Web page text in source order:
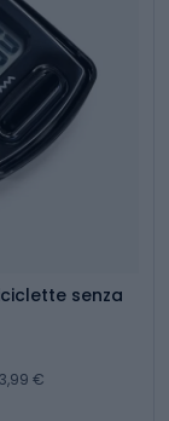
senza
€